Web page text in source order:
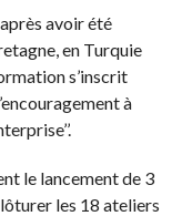
avoir été
en Turquie
s’inscrit
à
le lancement de 3
les 18 ateliers